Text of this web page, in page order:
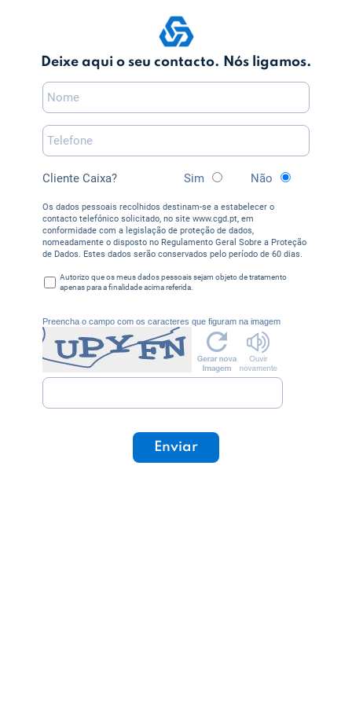
Deixe aqui o seu contacto. Nós ligamos.
Cliente Caixa? Não
Sim
Os dados pessoais recolhidos destinam-se a estabelecer o
contacto telefónico solicitado, no site www.cgd.pt, em
conformidade com a legislação de proteção de dados,
nomeadamente o disposto no Regulamento Geral Sobre a Proteção
de Dados. Estes dados serão conservados pelo período de 60 dias.
Autorizo que os meus dados pessoais sejam objeto de tratamento
apenas para a finalidade acima referida.
Preencha o campo com os caracteres que figuram na imagem